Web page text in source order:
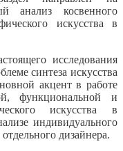
анализ косвенного
искусства в
исследования
синтеза искусства
акцент в работе
функциональной и
искусства в
индивидуального
дизайнера.